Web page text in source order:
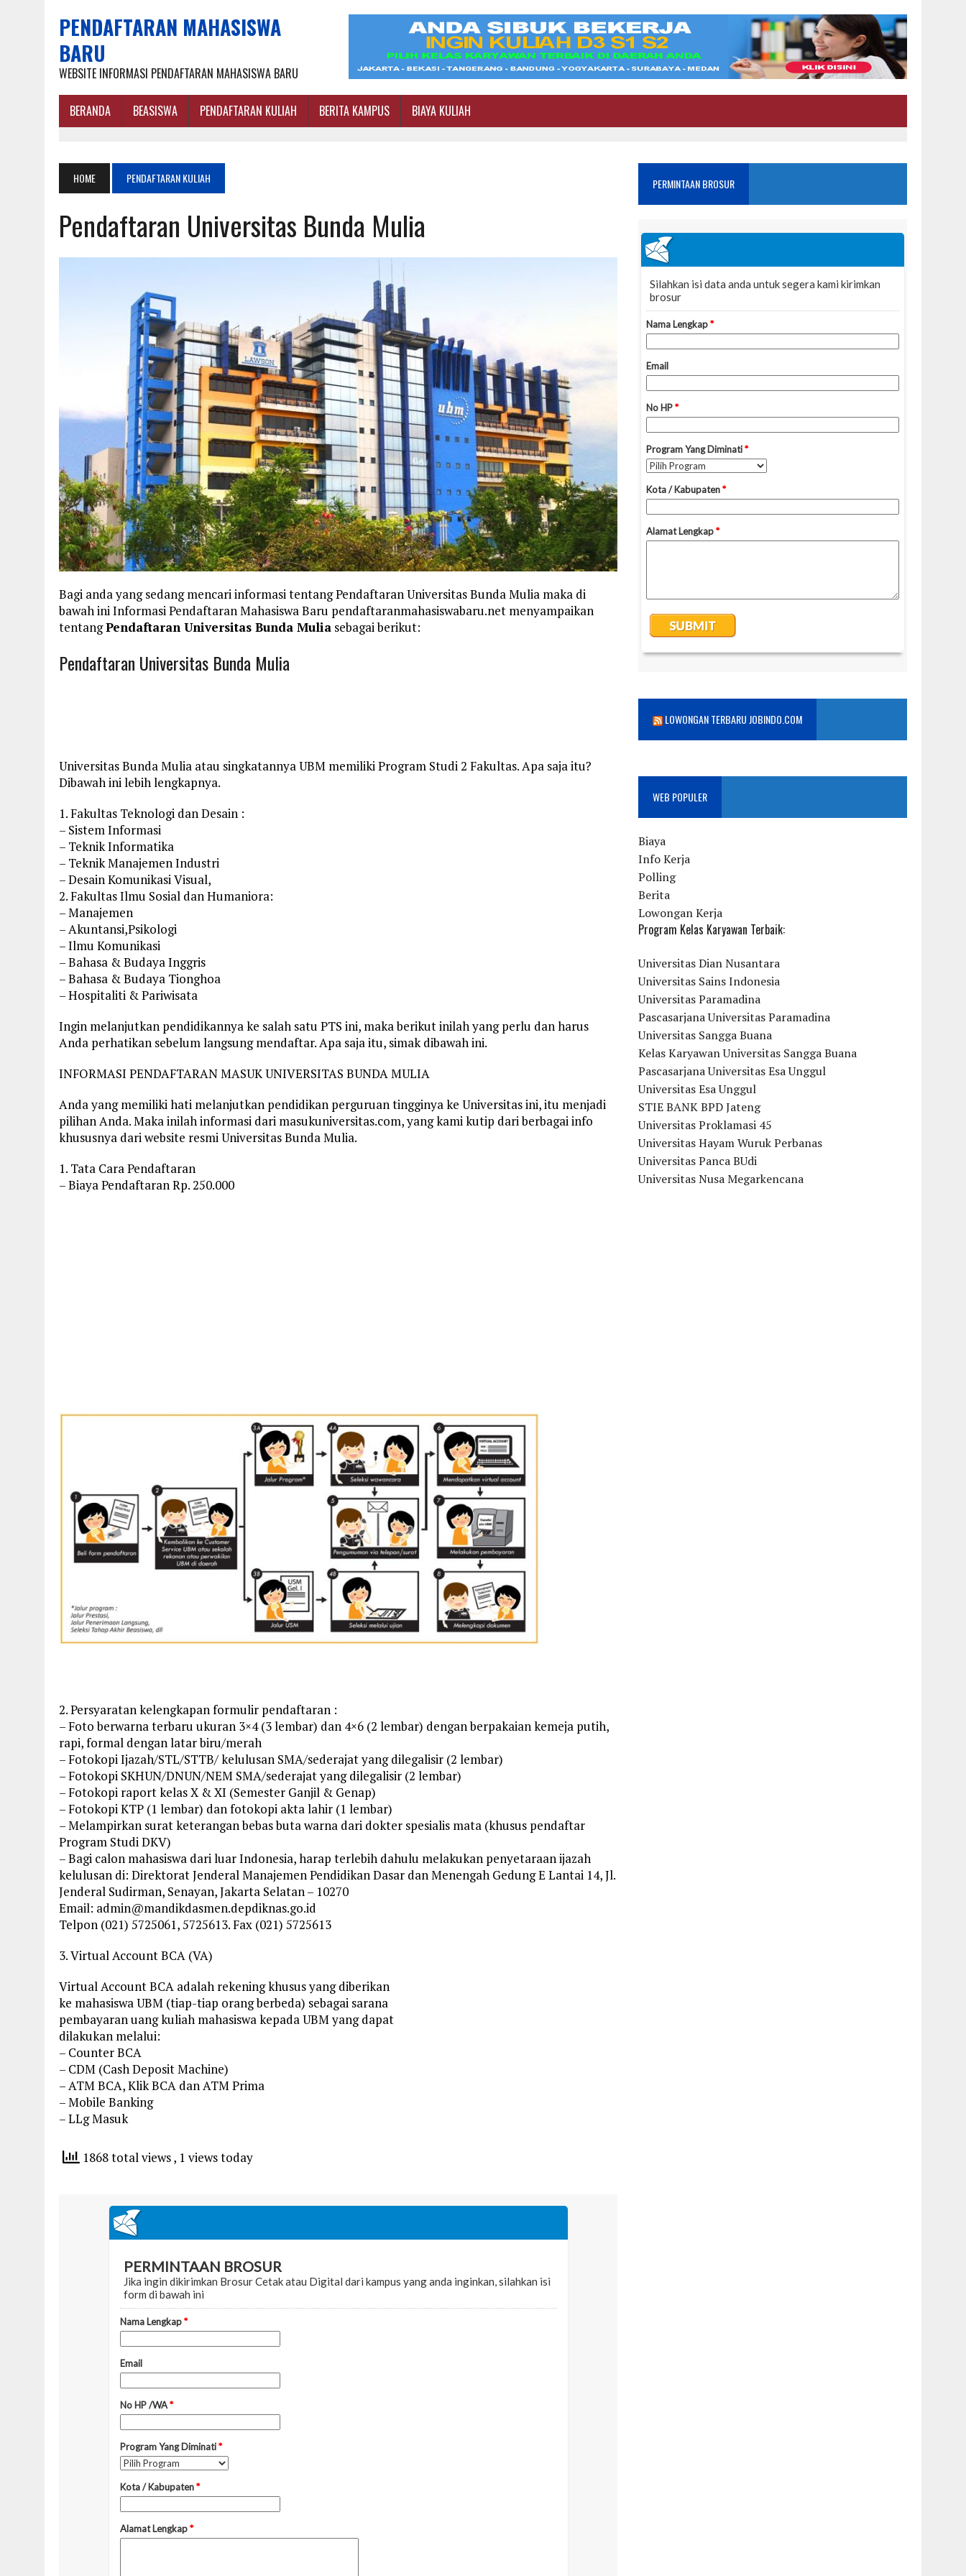
PENDAFTARAN MAHASISWA
BARU
WEBSITE INFORMASI PENDAFTARAN MAHASISWA BARU
BERANDA BEASISWA PENDAFTARAN KULIAH BERITA KAMPUS BIAYA KULIAH
HOME PENDAFTARAN KULIAH
Pendaftaran Universitas Bunda Mulia
Bagi anda yang sedang mencari informasi tentang Pendaftaran Universitas Bunda Mulia maka di
bawah ini Informasi Pendaftaran Mahasiswa Baru pendaftaranmahasiswabaru.net menyampaikan
tentangPendaftaran Universitas Bunda Mulia sebagai berikut:
Pendaftaran Universitas Bunda Mulia
Universitas Bunda Mulia atau singkatannya UBM memiliki Program Studi 2 Fakultas. Apa saja itu?
Dibawah ini lebih lengkapnya.
1. Fakultas Teknologi dan Desain :
– Sistem Informasi
– Teknik Informatika
– Teknik Manajemen Industri
– Desain Komunikasi Visual,
2. Fakultas Ilmu Sosial dan Humaniora:
– Manajemen
– Akuntansi,Psikologi
– Ilmu Komunikasi
– Bahasa & Budaya Inggris
– Bahasa & Budaya Tionghoa
– Hospitaliti & Pariwisata
Ingin melanjutkan pendidikannya ke salah satu PTS ini, maka berikut inilah yang perlu dan harus
Anda perhatikan sebelum langsung mendaftar. Apa saja itu, simak dibawah ini.
INFORMASI PENDAFTARAN MASUK UNIVERSITAS BUNDA MULIA
Anda yang memiliki hati melanjutkan pendidikan perguruan tingginya ke Universitas ini, itu menjadi
pilihan Anda. Maka inilah informasi dari masukuniversitas.com, yang kami kutip dari berbagai info
khususnya dari website resmi Universitas Bunda Mulia.
1. Tata Cara Pendaftaran
– Biaya Pendaftaran Rp. 250.000
2. Persyaratan kelengkapan formulir pendaftaran :
– Foto berwarna terbaru ukuran 3×4 (3 lembar) dan 4×6 (2 lembar) dengan berpakaian kemeja putih,
rapi, formal dengan latar biru/merah
– Fotokopi Ijazah/STL/STTB/ kelulusan SMA/sederajat yang dilegalisir (2 lembar)
– Fotokopi SKHUN/DNUN/NEM SMA/sederajat yang dilegalisir (2 lembar)
– Fotokopi raport kelas X & XI (Semester Ganjil & Genap)
– Fotokopi KTP (1 lembar) dan fotokopi akta lahir (1 lembar)
– Melampirkan surat keterangan bebas buta warna dari dokter spesialis mata (khusus pendaftar
Program Studi DKV)
– Bagi calon mahasiswa dari luar Indonesia, harap terlebih dahulu melakukan penyetaraan ijazah
kelulusan di: Direktorat Jenderal Manajemen Pendidikan Dasar dan Menengah Gedung E Lantai 14, Jl.
Jenderal Sudirman, Senayan, Jakarta Selatan – 10270
Email: admin@mandikdasmen.depdiknas.go.id
Telpon (021) 5725061, 5725613. Fax (021) 5725613
3. Virtual Account BCA (VA)
Virtual Account BCA adalah rekening khusus yang diberikan
ke mahasiswa UBM (tiap-tiap orang berbeda) sebagai sarana
pembayaran uang kuliah mahasiswa kepada UBM yang dapat
dilakukan melalui:
– Counter BCA
– CDM (Cash Deposit Machine)
– ATM BCA, Klik BCA dan ATM Prima
– Mobile Banking
– LLg Masuk
1868 total views, 1 views today
PERMINTAAN BROSUR
LOWONGAN TERBARU JOBINDO.COM
WEB POPULER
Biaya
Info Kerja
Polling
Berita
Lowongan Kerja
Program Kelas Karyawan Terbaik:
Universitas Dian Nusantara
Universitas Sains Indonesia
Universitas Paramadina
Pascasarjana Universitas Paramadina
Universitas Sangga Buana
Kelas Karyawan Universitas Sangga Buana
Pascasarjana Universitas Esa Unggul
Universitas Esa Unggul
STIE BANK BPD Jateng
Universitas Proklamasi 45
Universitas Hayam Wuruk Perbanas
Universitas Panca BUdi
Universitas Nusa Megarkencana